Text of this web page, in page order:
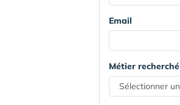
Email
Métier recherché